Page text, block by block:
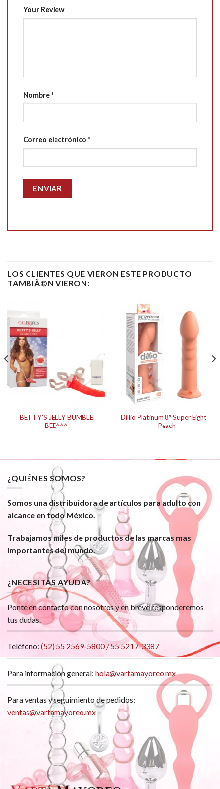
Your Review
Nombre*
Correo electrónico *
LOS CLIENTES QUE VIERON ESTE PRODUCTO
TAMBIÃ©N VIERON:
BETTY’S JELLY BUMBLE
BEE^^^
Dillio Platinum 8″ Super Eight
– Peach
¿QUIÉNES SOMOS?
Somos una distribuidora de artículos para adulto con
alcance en todo México.
Trabajamos miles de productos de las marcas mas
importantes del mundo.
¿NECESITAS AYUDA?
Ponte en contacto con nosotros y en breve responderemos
tus dudas.
Teléfono: (52) 55 2569-5800 / 55 5217-3387
Para información general: hola@vartamayoreo.mx
Para ventas y seguimiento de pedidos:
ventas@vartamayoreo.mx